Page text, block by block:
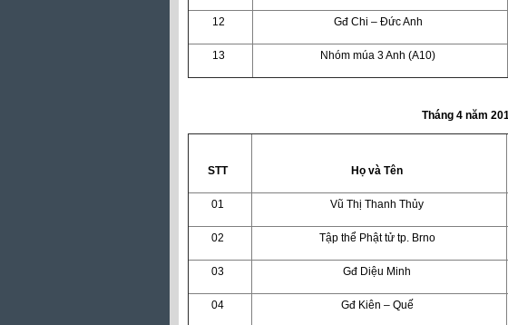
12 Gđ Chi – Đức Anh
13 Nhóm múa 3 Anh (A10)
Tháng 4 năm
STT Họ và Tên
01 Vũ Thị Thanh Thủy
02 Tập thể Phật tử tp. Brno
03 Gđ Diệu Minh
04 Gđ Kiên – Quế